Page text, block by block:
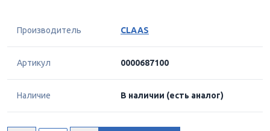
Производитель CLAAS
Артикул 0000687100
Наличие В наличии (есть аналог)